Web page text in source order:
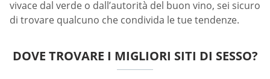
vivace dal verde o dall’autorità del buon vino, sei sicuro
di trovare qualcuno che condivida le tue tendenze.
DOVE TROVARE I MIGLIORI SITI DI SESSO?